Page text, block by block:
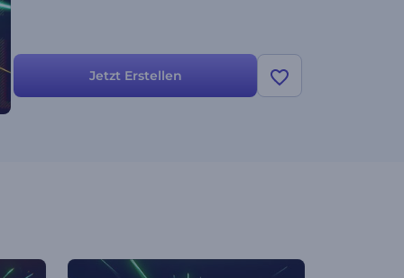
Jetzt Erstellen